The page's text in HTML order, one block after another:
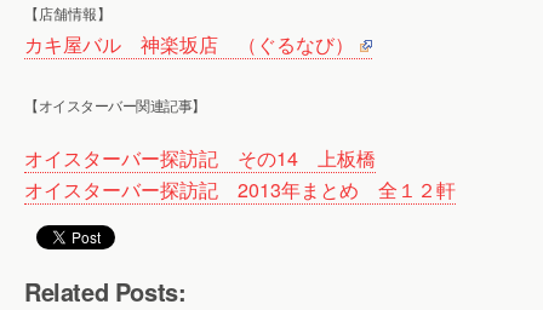
【店舗情報】
カキ屋バル 神楽坂店 （ぐるなび）
【オイスターバー関連記事】
オイスターバー探訪記 その14 上板橋
オイスターバー探訪記 2013年まとめ 全１２軒
Related Posts: